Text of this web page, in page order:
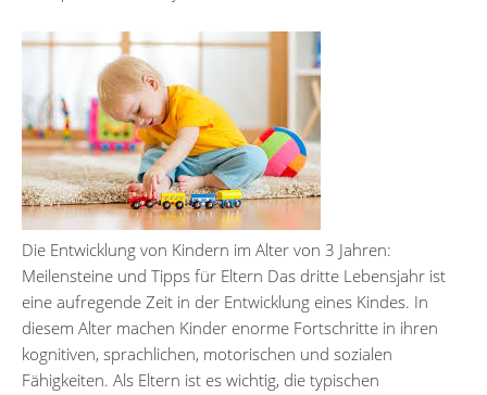
Die Entwicklung von Kindern im Alter von 3 Jahren:
Meilensteine und Tipps für Eltern Das dritte Lebensjahr ist
eine aufregende Zeit in der Entwicklung eines Kindes. In
diesem Alter machen Kinder enorme Fortschritte in ihren
kognitiven, sprachlichen, motorischen und sozialen
Fähigkeiten. Als Eltern ist es wichtig, die typischen